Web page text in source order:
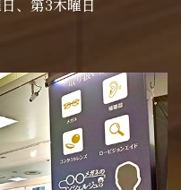
、第3木曜日